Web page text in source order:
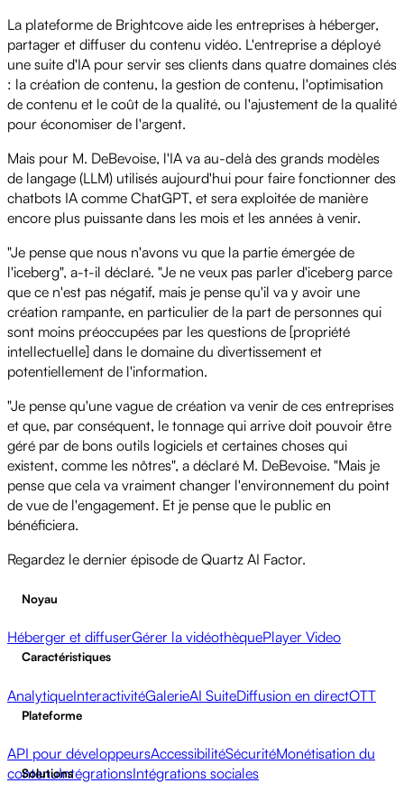
La plateforme de Brightcove aide les entreprises à héberger,
partager et diffuser du contenu vidéo. L'entreprise a déployé
une suite d'IA pour servir ses clients dans quatre domaines clés
: la création de contenu, la gestion de contenu, l'optimisation
de contenu et le coût de la qualité, ou l'ajustement de la qualité
pour économiser de l'argent.
Mais pour M. DeBevoise, l'IA va au-delà des grands modèles
de langage (LLM) utilisés aujourd'hui pour faire fonctionner des
chatbots IA comme ChatGPT, et sera exploitée de manière
encore plus puissante dans les mois et les années à venir.
"Je pense que nous n'avons vu que la partie émergée de
l'iceberg", a-t-il déclaré. "Je ne veux pas parler d'iceberg parce
que ce n'est pas négatif, mais je pense qu'il va y avoir une
création rampante, en particulier de la part de personnes qui
sont moins préoccupées par les questions de [propriété
intellectuelle] dans le domaine du divertissement et
potentiellement de l'information.
"Je pense qu'une vague de création va venir de ces entreprises
et que, par conséquent, le tonnage qui arrive doit pouvoir être
géré par de bons outils logiciels et certaines choses qui
existent, comme les nôtres", a déclaré M. DeBevoise. "Mais je
pense que cela va vraiment changer l'environnement du point
de vue de l'engagement. Et je pense que le public en
bénéficiera.
Regardez le dernier épisode de Quartz AI Factor.
Noyau
Héberger et diffuserGérer la vidéothèquePlayer Video
Caractéristiques
AnalytiqueInteractivitéGalerieAI SuiteDiffusion en directOTT
Plateforme
API pour développeursAccessibilitéSécuritéMonétisation du
contenuIntégrationsIntégrations sociales
Solutions